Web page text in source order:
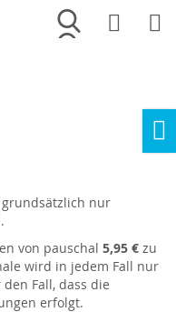
Merkliste
nur
von pauschal 5,95 € zu
wird in jedem Fall nur
Fall, dass die
erfolgt.